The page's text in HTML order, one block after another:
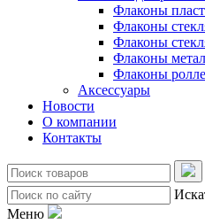
Флаконы
Флаконы
Флаконы
Флаконы
Флаконы
Аксессуары
Новости
О компании
Контакты
Меню